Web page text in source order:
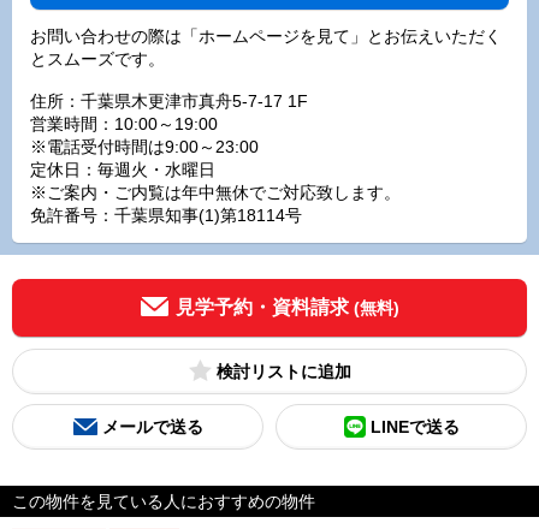
お問い合わせの際は「ホームページを見て」とお伝えいただく
とスムーズです。
住所：千葉県木更津市真舟5-7-17 1F
営業時間：10:00～19:00
※電話受付時間は9:00～23:00
定休日：毎週火・水曜日
※ご案内・ご内覧は年中無休でご対応致します。
免許番号：千葉県知事(1)第18114号
見学予約・資料請求 (無料)
検討リスト
メールで送る LINEで送る
この物件を見ている人におすすめの物件